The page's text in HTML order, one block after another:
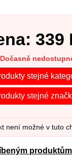
339
Dočasně
stejné
stejné
není možné v tuto
produktům